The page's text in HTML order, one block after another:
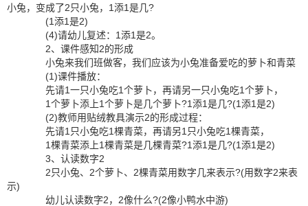
小兔，变成了2只小兔，1添1是几?
(1添1是2)
(4)请幼儿复述：1添1是2。
2、课件感知2的形成
小兔来我们班做客，我们应该为小兔准备爱吃的萝卜和青菜
(1)课件播放：
先请1一只小兔吃1个萝卜，再请另一只小兔吃1个萝卜，
1个萝卜添上1个萝卜是几个萝卜?1添1是几?(1添1是2)
(2)教师用贴绒教具演示2的形成过程：
先请1只小兔吃1棵青菜，再请另1只小兔吃1棵青菜，
1棵青菜添上1棵青菜是几棵青菜?1添1是几?(1添1是2)
3、认读数字2
2只小兔、2个萝卜、2棵青菜用数字几来表示?(用数字2来表
示)
幼儿认读数字2，2像什么?(2像小鸭水中游)